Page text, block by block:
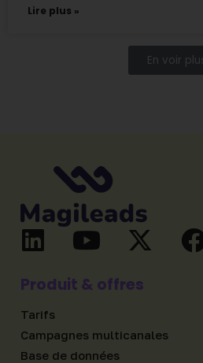
Lire plus »
En voir
Produit & offres
Tarifs
Campagnes multicanales
Base de données